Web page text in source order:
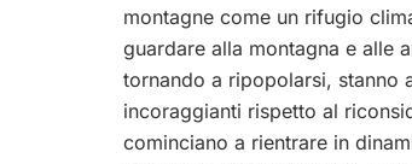
montagne come un rifugio
guardare alla montagna e alle
tornando a ripopolarsi, stanno
incoraggianti rispetto al
cominciano a rientrare in